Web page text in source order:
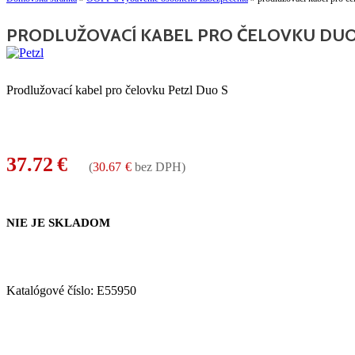
PRODLUŽOVACÍ KABEL PRO ČELOVKU
Prodlužovací kabel pro čelovku Petzl Duo S
37.72 € (30.67 € bez DPH)
NIE JE SKLADOM
Katalógové číslo: E55950